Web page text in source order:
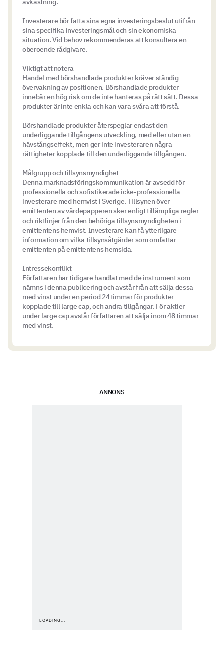
Investerare bör fatta sina egna investeringsbeslut utifrån
sina specifika investeringsmål och sin ekonomiska
situation. Vid behov rekommenderas att konsultera en
oberoende rådgivare.
Viktigt att notera
Handel med börshandlade produkter kräver ständig
övervakning av positionen. Börshandlade produkter
innebär en hög risk om de inte hanteras på rätt sätt. Dessa
produkter är inte enkla och kan vara svåra att förstå.
Börshandlade produkter återspeglar endast den
underliggande tillgångens utveckling, med eller utan en
hävstångseffekt, men ger inte investeraren några
rättigheter kopplade till den underliggande tillgången.
Målgrupp och tillsynsmyndighet
Denna marknadsföringskommunikation är avsedd för
professionella och sofistikerade icke-professionella
investerare med hemvist i Sverige. Tillsynen över
emittenten av värdepapperen sker enligt tillämpliga regler
och riktlinjer från den behöriga tillsynsmyndigheten i
emittentens hemvist. Investerare kan få ytterligare
information om vilka tillsynsåtgärder som omfattar
emittenten på emittentens hemsida.
Intressekonflikt
Författaren har tidigare handlat med de instrument som
nämns i denna publicering och avstår från att sälja dessa
med vinst under en period 24 timmar för produkter
kopplade till large cap, och andra tillgångar. För aktier
under large cap avstår författaren att sälja inom 48 timmar
med vinst.
ANNONS